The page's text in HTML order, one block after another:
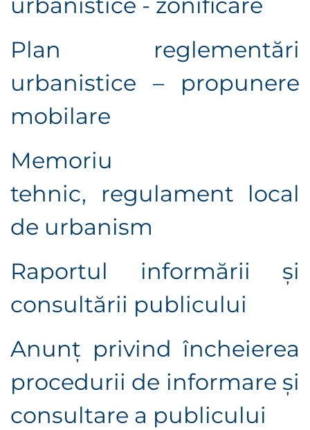
urbanistice - zonificare
Plan reglementări
urbanistice – propunere
mobilare
Memoriu
tehnic, regulament local
de urbanism
Raportul informării şi
consultării publicului
Anunţ privind încheierea
procedurii de informare şi
consultare a publicului